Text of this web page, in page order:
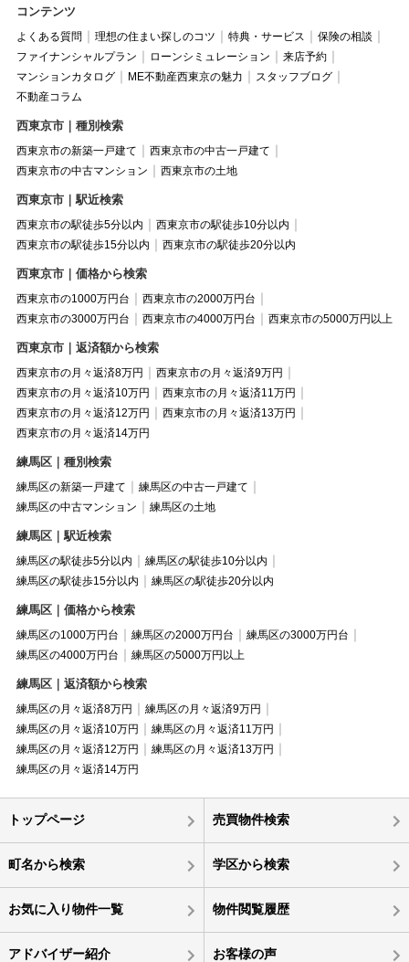
コンテンツ
よくある質問 理想の住まい探しのコツ 特典・サービス
保険の相談
ファイナンシャルプラン
ローンシミュレーション
来店予約
マンションカタログ
ME不動産西東京の魅力
スタッフブログ
不動産コラム
西東京市｜種別検索
西東京市の新築一戸建て
西東京市の中古一戸建て
西東京市の中古マンション
西東京市の土地
西東京市｜駅近検索
西東京市の駅徒歩5分以内
西東京市の駅徒歩10分以内
西東京市の駅徒歩15分以内
西東京市の駅徒歩20分以内
西東京市｜価格から検索
西東京市の1000万円台
西東京市の2000万円台
西東京市の3000万円台
西東京市の4000万円台 西東京市の5000万円以上
西東京市｜返済額から検索
西東京市の月々返済8万円
西東京市の月々返済9万円
西東京市の月々返済10万円
西東京市の月々返済11万円
西東京市の月々返済12万円
西東京市の月々返済13万円
西東京市の月々返済14万円
練馬区｜種別検索
練馬区の新築一戸建て
練馬区の中古一戸建て
練馬区の中古マンション
練馬区の土地
練馬区｜駅近検索
練馬区の駅徒歩5分以内
練馬区の駅徒歩10分以内
練馬区の駅徒歩15分以内
練馬区の駅徒歩20分以内
練馬区｜価格から検索
練馬区の1000万円台 練馬区の2000万円台
練馬区の3000万円台
練馬区の4000万円台
練馬区の5000万円以上
練馬区｜返済額から検索
練馬区の月々返済8万円
練馬区の月々返済9万円
練馬区の月々返済10万円
練馬区の月々返済11万円
練馬区の月々返済12万円
練馬区の月々返済13万円
練馬区の月々返済14万円
トップページ 売買物件検索
町名から検索 学区から検索
お気に入り物件一覧 物件閲覧履歴
アドバイザー紹介 お客様の声